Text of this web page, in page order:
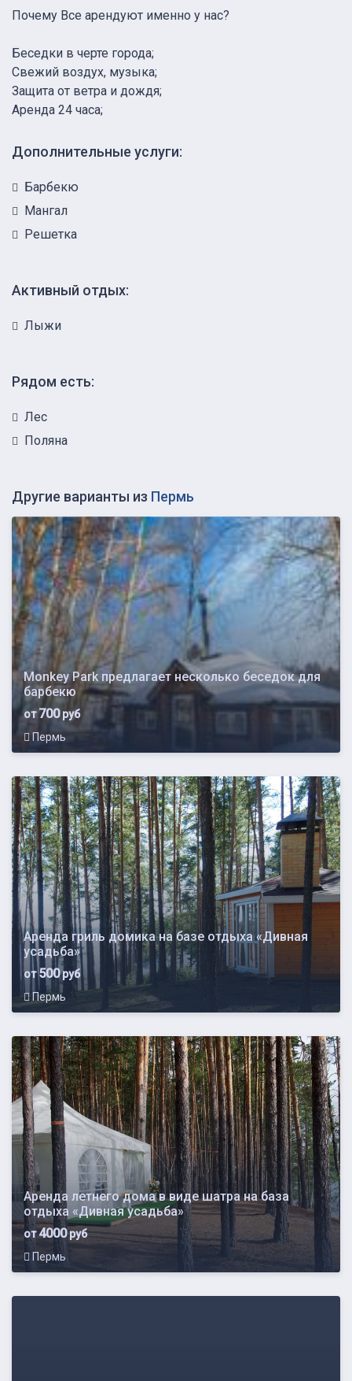
Почему Все арендуют именно у нас?
Беседки в черте города;
Свежий воздух, музыка;
Защита от ветра и дождя;
Аренда 24 часа;
Дополнительные услуги:
Барбекю
Мангал
Решетка
Активный отдых:
Лыжи
Рядом есть:
Лес
Поляна
Другие варианты из Пермь
Monkey Park предлагает несколько беседок для
барбекю
от700руб
Пермь
Аренда гриль домика на базе отдыха «Дивная
усадьба»
от500руб
Пермь
Аренда летнего дома в виде шатра на база
отдыха «Дивная усадьба»
от4000руб
Пермь